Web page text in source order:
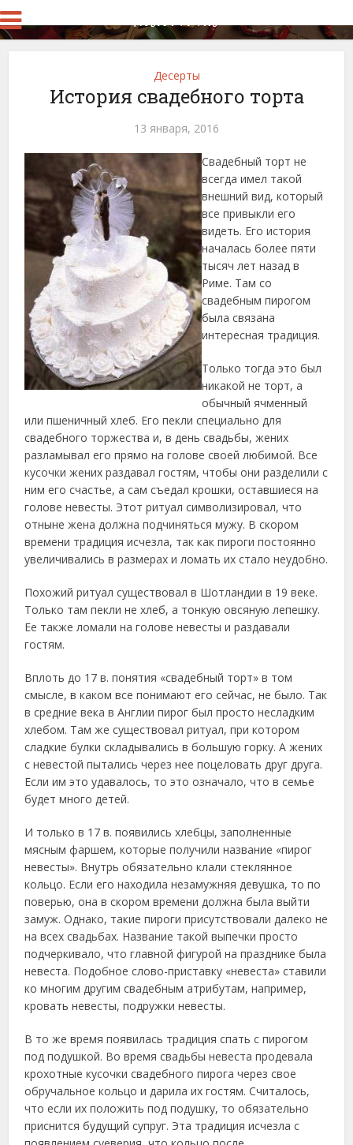
Десерты
История свадебного торта
13 января, 2016
Свадебный торт не
всегда имел такой
внешний вид, который
все привыкли его
видеть. Его история
началась более пяти
тысяч лет назад в
Риме. Там со
свадебным пирогом
была связана
интересная традиция.
Только тогда это был
никакой не торт, а
обычный ячменный
или пшеничный хлеб. Его пекли специально для
свадебного торжества и, в день свадьбы, жених
разламывал его прямо на голове своей любимой. Все
кусочки жених раздавал гостям, чтобы они разделили с
ним его счастье, а сам съедал крошки, оставшиеся на
голове невесты. Этот ритуал символизировал, что
отныне жена должна подчиняться мужу. В скором
времени традиция исчезла, так как пироги постоянно
увеличивались в размерах и ломать их стало неудобно.
Похожий ритуал существовал в Шотландии в 19 веке.
Только там пекли не хлеб, а тонкую овсяную лепешку.
Ее также ломали на голове невесты и раздавали
гостям.
Вплоть до 17 в. понятия «свадебный торт» в том
смысле, в каком все понимают его сейчас, не было. Так
в средние века в Англии пирог был просто несладким
хлебом. Там же существовал ритуал, при котором
сладкие булки складывались в большую горку. А жених
с невестой пытались через нее поцеловать друг друга.
Если им это удавалось, то это означало, что в семье
будет много детей.
И только в 17 в. появились хлебцы, заполненные
мясным фаршем, которые получили название «пирог
невесты». Внутрь обязательно клали стеклянное
кольцо. Если его находила незамужняя девушка, то по
поверью, она в скором времени должна была выйти
замуж. Однако, такие пироги присутствовали далеко не
на всех свадьбах. Название такой выпечки просто
подчеркивало, что главной фигурой на празднике была
невеста. Подобное слово-приставку «невеста» ставили
ко многим другим свадебным атрибутам, например,
кровать невесты, подружки невесты.
В то же время появилась традиция спать с пирогом
под подушкой. Во время свадьбы невеста продевала
крохотные кусочки свадебного пирога через свое
обручальное кольцо и дарила их гостям. Считалось,
что если их положить под подушку, то обязательно
приснится будущий супруг. Эта традиция исчезла с